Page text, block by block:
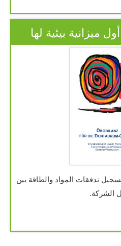
تدفقات المواد والطاقة بين
الشركة.